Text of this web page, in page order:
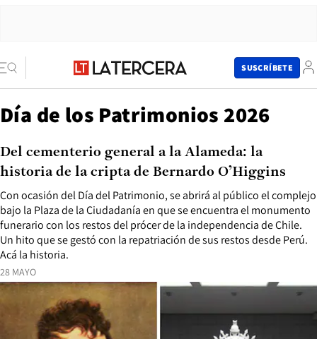
SUSCRÍBETE
Día de los Patrimonios 2026
28 MAYO
Con ocasión del Día del Patrimonio, se abrirá al público el complejo
bajo la Plaza de la Ciudadanía en que se encuentra el monumento
funerario con los restos del prócer de la independencia de Chile.
Un hito que se gestó con la repatriación de sus restos desde Perú.
Acá la historia.
Del cementerio general a la Alameda: la
historia de la cripta de Bernardo O’Higgins